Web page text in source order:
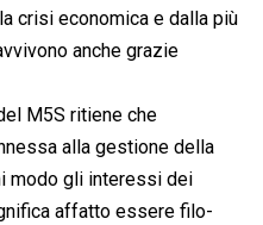
crisi economica e dalla più
anche grazie
M5S ritiene che
alla gestione della
modo gli interessi dei
affatto essere filo-